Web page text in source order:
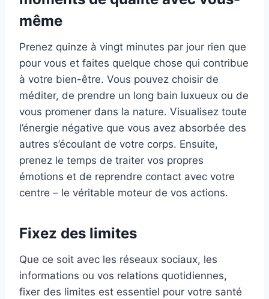
même
Prenez quinze à vingt minutes par jour rien que
pour vous et faites quelque chose qui contribue
à votre bien-être. Vous pouvez choisir de
méditer, de prendre un long bain luxueux ou de
vous promener dans la nature. Visualisez toute
l’énergie négative que vous avez absorbée des
autres s’écoulant de votre corps. Ensuite,
prenez le temps de traiter vos propres
émotions et de reprendre contact avec votre
centre – le véritable moteur de vos actions.
Fixez des limites
Que ce soit avec les réseaux sociaux, les
informations ou vos relations quotidiennes,
fixer des limites est essentiel pour votre santé